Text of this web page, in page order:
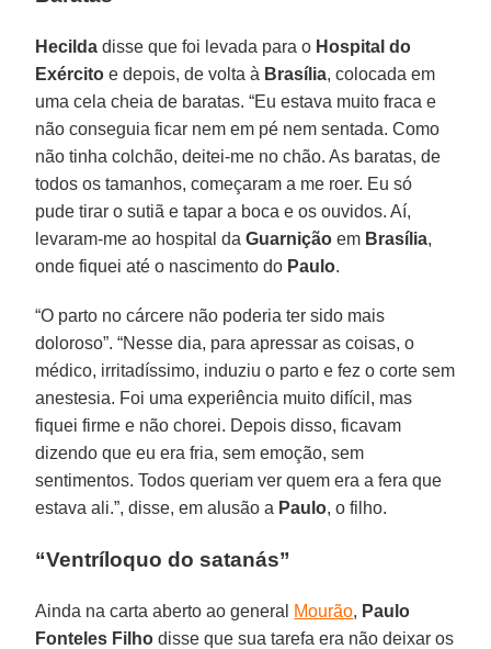
Hecilda disse que foi levada para o Hospital do
Exército e depois, de volta à Brasília, colocada em
uma cela cheia de baratas. “Eu estava muito fraca e
não conseguia ficar nem em pé nem sentada. Como
não tinha colchão, deitei-me no chão. As baratas, de
todos os tamanhos, começaram a me roer. Eu só
pude tirar o sutiã e tapar a boca e os ouvidos. Aí,
levaram-me ao hospital daGuarnição em Brasília,
onde fiquei até o nascimento do Paulo.
“O parto no cárcere não poderia ter sido mais
doloroso”. “Nesse dia, para apressar as coisas, o
médico, irritadíssimo, induziu o parto e fez o corte sem
anestesia. Foi uma experiência muito difícil, mas
fiquei firme e não chorei. Depois disso, ficavam
dizendo que eu era fria, sem emoção, sem
sentimentos. Todos queriam ver quem era a fera que
estava ali.”, disse, em alusão a Paulo, o filho.
“Ventríloquo do satanás”
Ainda na carta aberto ao general Mourão, Paulo
Fonteles Filho disse que sua tarefa era não deixar os